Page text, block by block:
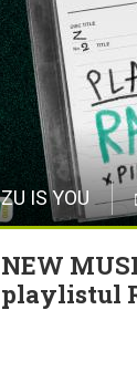
ZU IS YOU
NEW
playlistul